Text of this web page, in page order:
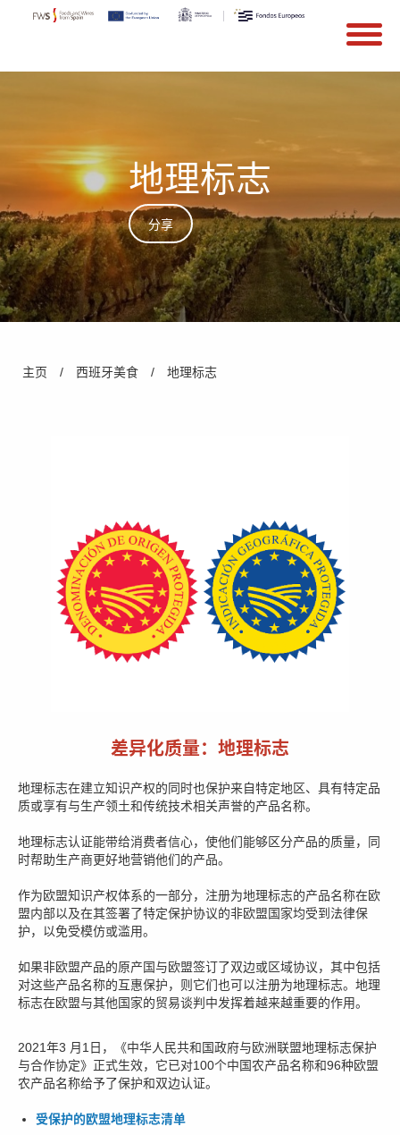
Search form
地理标志
分享
主页 / 西班牙美食 / 地理标志
差异化质量：地理标志
地理标志在建立知识产权的同时也保护来自特定地区、具有特定品
质或享有与生产领土和传统技术相关声誉的产品名称。
地理标志认证能带给消费者信心，使他们能够区分产品的质量，同
时帮助生产商更好地营销他们的产品。
作为欧盟知识产权体系的一部分，注册为地理标志的产品名称在欧
盟内部以及在其签署了特定保护协议的非欧盟国家均受到法律保
护，以免受模仿或滥用。
如果非欧盟产品的原产国与欧盟签订了双边或区域协议，其中包括
对这些产品名称的互惠保护，则它们也可以注册为地理标志。地理
标志在欧盟与其他国家的贸易谈判中发挥着越来越重要的作用。
2021年3 月1日，《中华人民共和国政府与欧洲联盟地理标志保护
与合作协定》正式生效，它已对100个中国农产品名称和96种欧盟
农产品名称给予了保护和双边认证。
受保护的欧盟地理标志清单